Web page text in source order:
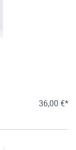
36,00 €*